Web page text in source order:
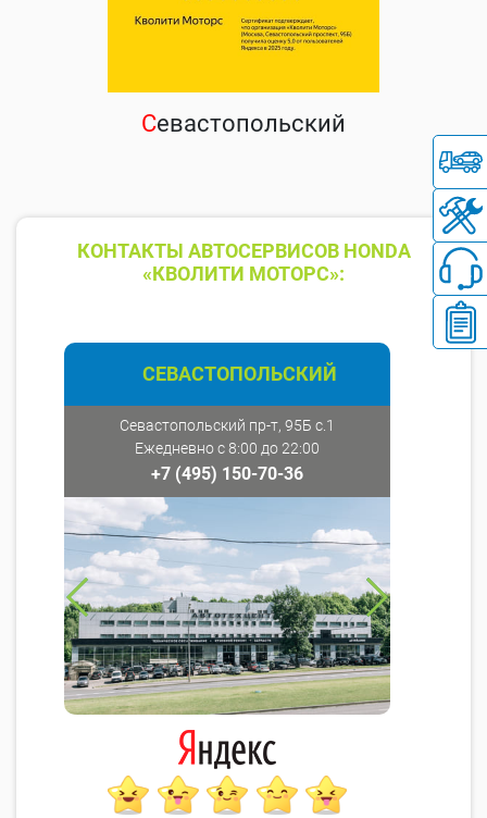
Севастопольский
КОНТАКТЫ АВТОСЕРВИСОВ HONDA
«КВОЛИТИ МОТОРС»:
СЕВАСТОПОЛЬСКИЙ
Севастопольский пр-т, 95Б с.1
Ежедневно с 8:00 до 22:00
+7 (495) 150-70-36